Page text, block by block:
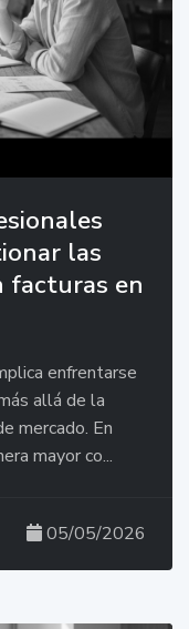
las
facturas en
enfrentarse
allá de la
mercado. En
mayor co...
05/05/2026